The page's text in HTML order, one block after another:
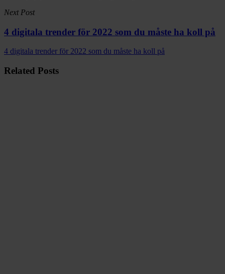
Next Post
4 digitala trender för 2022 som du måste ha koll på
4 digitala trender för 2022 som du måste ha koll på
Related Posts